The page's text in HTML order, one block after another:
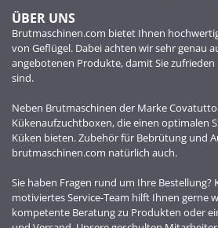
ÜBER UNS
Brutmaschinen.com bietet Ihnen
von Geflügel. Dabei achten wir sehr genau
angebotenen Produkte, damit Sie
sind.
Neben Brutmaschinen der Marke
Kükenaufzuchtboxen, die einen optimalen
Küken bieten. Zubehör für Bebrütung und
brutmaschinen.com natürlich auch.
Sie haben Fragen rund um Ihre Bestellung?
motiviertes Service-Team hilft Ihnen gerne
kompetente Beratung zu Produkten oder